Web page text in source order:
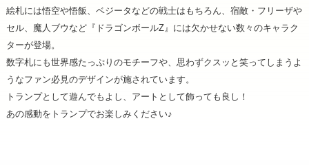
絵札には悟空や悟飯、ベジータなどの戦士はもちろん、宿敵・フリーザや
セル、魔人ブウなど『ドラゴンボールZ』には欠かせない数々のキャラク
ターが登場。
数字札にも世界感たっぷりのモチーフや、思わずクスッと笑ってしまうよ
うなファン必見のデザインが施されています。
トランプとして遊んでもよし、アートとして飾っても良し！
あの感動をトランプでお楽しみください♪